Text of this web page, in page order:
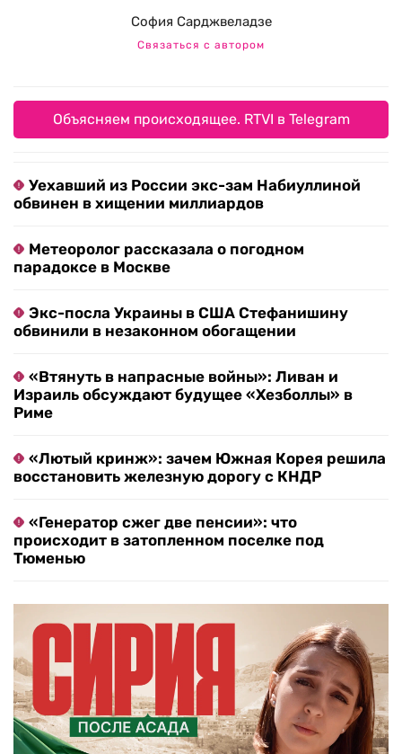
София Сарджвеладзе
Связаться с автором
Объясняем происходящее. RTVI в Telegram
Уехавший из России экс-зам Набиуллиной
обвинен в хищении миллиардов
Метеоролог рассказала о погодном
парадоксе в Москве
Экс-посла Украины в США Стефанишину
обвинили в незаконном обогащении
«Втянуть в напрасные войны»: Ливан и
Израиль обсуждают будущее «Хезболлы» в
Риме
«Лютый кринж»: зачем Южная Корея решила
восстановить железную дорогу с КНДР
«Генератор сжег две пенсии»: что
происходит в затопленном поселке под
Тюменью